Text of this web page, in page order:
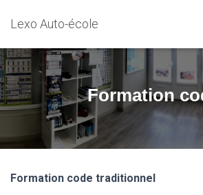
Lexo Auto-école
Formation
Formation code traditionnel